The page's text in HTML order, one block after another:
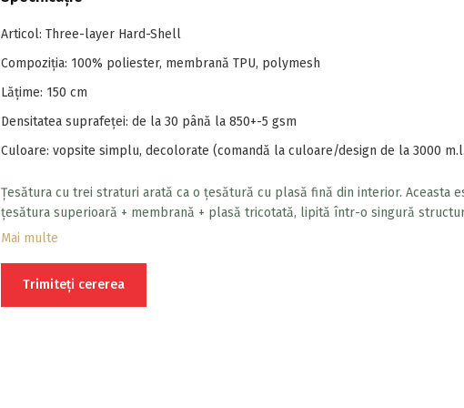
Articol: Three-layer Hard-Shell
Compoziția: 100% poliester, membrană TPU, polymesh
Lăţime: 150 cm
Densitatea suprafeței: de la 30 până la 850+-5 gsm
Culoare: vopsite simplu, decolorate (comandă la culoare/design de la 3000
Țesătura cu trei straturi arată ca o țesătură cu plasă fină din interior. Aceasta
țesătura superioară + membrană + plasă tricotată, lipită într-o singură
folosind o tehnologie specială de laminare. Plasa tricotată protejează
Mai multe
Trimiteți cererea